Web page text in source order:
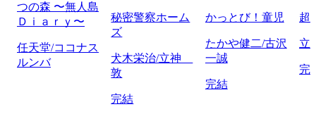
つの森 〜無人島
Ｄｉａｒｙ〜
任天堂/ココナス
ルンバ
秘密警察ホーム
ズ
犬木栄治/立神
敦
完結
かっとび！童児
たかや健二/古沢
一誠
完結
超
立
完